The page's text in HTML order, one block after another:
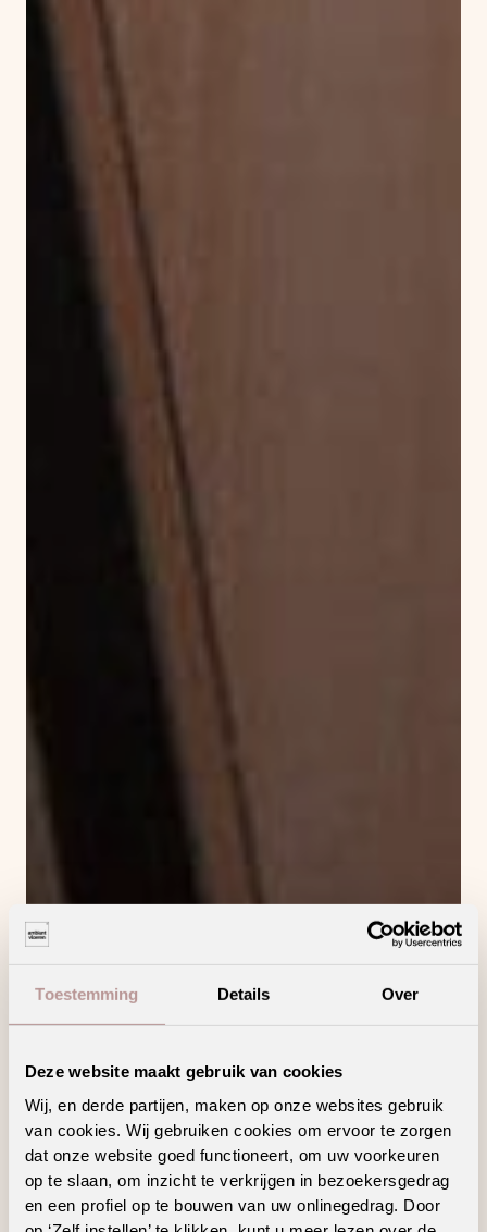
Toestemming Details Over
Deze website maakt gebruik van cookies
Wij, en derde partijen, maken op onze websites gebruik
van cookies. Wij gebruiken cookies om ervoor te zorgen
dat onze website goed functioneert, om uw voorkeuren
op te slaan, om inzicht te verkrijgen in bezoekersgedrag
en een profiel op te bouwen van uw onlinegedrag. Door